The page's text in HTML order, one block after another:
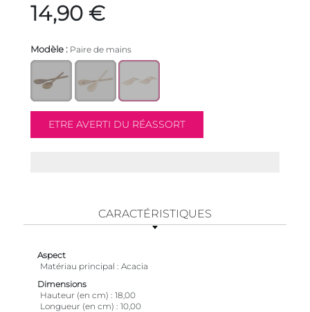
14,90 €
Modèle : Paire de mains
CARACTÉRISTIQUES
Aspect
Matériau principal
Acacia
Dimensions
Hauteur (en cm)
18,00
Longueur (en cm)
10,00